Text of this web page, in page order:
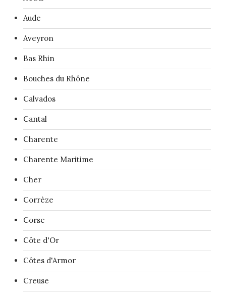
Aude
Aveyron
Bas Rhin
Bouches du Rhône
Calvados
Cantal
Charente
Charente Maritime
Cher
Corrèze
Corse
Côte d'Or
Côtes d'Armor
Creuse